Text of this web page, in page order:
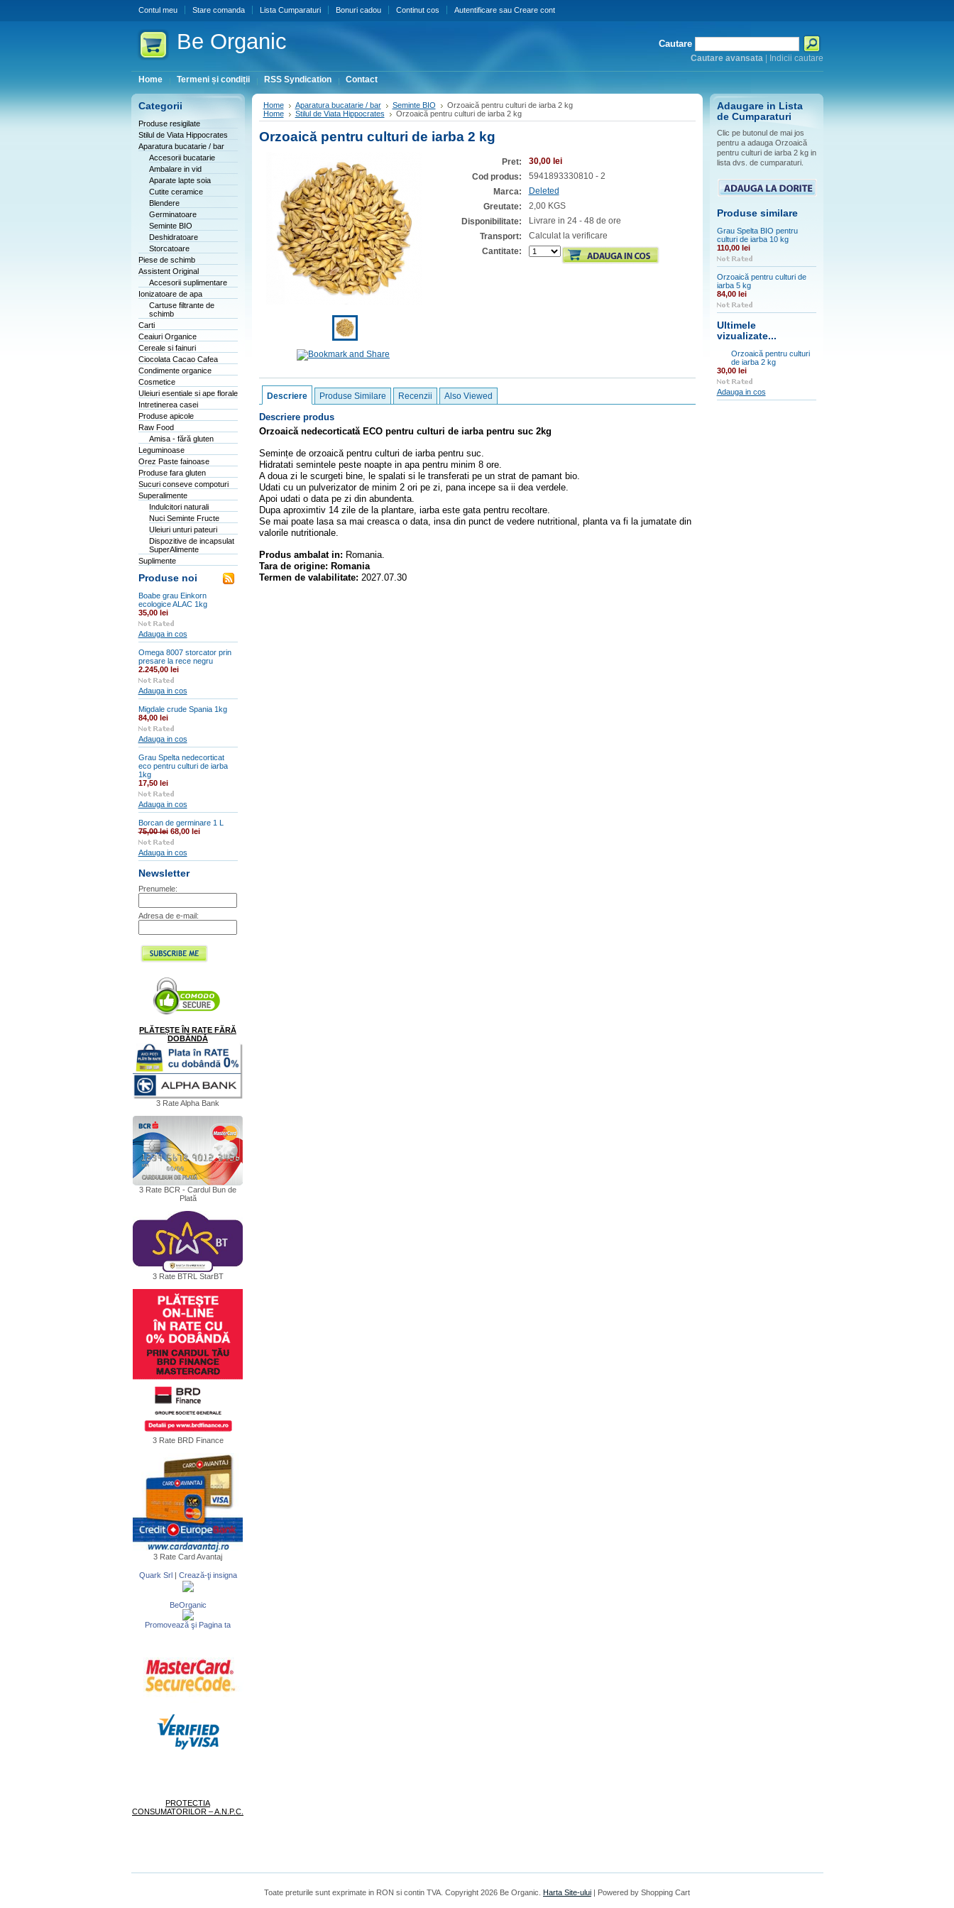
Contul meu Stare comanda Lista Cumparaturi Bonuri cadou Continut cos Autentificaresau Creare cont
Be Organic Cautare
Cautare avansata Indicii cautare
Home Termeni și condiții RSS Syndication Contact
Categorii
Produse resigilate
Stilul de Viata Hippocrates
Aparatura bucatarie / bar
Accesorii bucatarie
Ambalare in vid
Aparate lapte soia
Cutite ceramice
Blendere
Germinatoare
Seminte BIO
Deshidratoare
Storcatoare
Piese de schimb
Assistent Original
Accesorii suplimentare
Ionizatoare de apa
Cartuse filtrante de
schimb
Carti
Ceaiuri Organice
Cereale si fainuri
Ciocolata Cacao Cafea
Condimente organice
Cosmetice
Uleiuri esentiale si ape florale
Intretinerea casei
Produse apicole
Raw Food
Amisa - fără gluten
Leguminoase
Orez Paste fainoase
Produse fara gluten
Sucuri conseve compoturi
Superalimente
Indulcitori naturali
Nuci Seminte Fructe
Uleiuri unturi pateuri
Dispozitive de incapsulat
SuperAlimente
Suplimente
Produse noi
Boabe grau Einkorn
ecologice ALAC 1kg
35,00 lei
Adauga in cos
Omega 8007 storcator prin
presare la rece negru
2.245,00 lei
Adauga in cos
Migdale crude Spania 1kg
84,00 lei
Adauga in cos
Grau Spelta nedecorticat
eco pentru culturi de iarba
1kg
17,50 lei
Adauga in cos
Borcan de germinare 1 L
75,00 lei68,00 lei
Adauga in cos
Newsletter
Prenumele:
Adresa de e-mail:
PLĂTEȘTE ÎN RATE FĂRĂ
DOBÂNDĂ
3 Rate Alpha Bank
3 Rate BCR - Cardul Bun de
Plată
3 Rate BTRL StarBT
3 Rate BRD Finance
3 Rate Card Avantaj
Quark Srl| Crează-ţi insigna
BeOrganic
Promovează şi Pagina ta
PROTECTIA
CONSUMATORILOR – A.N.P.C.
Home Aparatura bucatarie / bar Seminte BIO
Orzoaică pentru culturi de iarba 2 kg
Home
Stilul de Viata Hippocrates Orzoaică pentru culturi de iarba 2 kg
Orzoaică pentru culturi de iarba 2 kg
Pret:
30,00 lei
Cod produs:
5941893330810 - 2
Marca:
Deleted
Greutate:
2,00 KGS
Disponibilitate:
Livrare in 24 - 48 de ore
Transport:
Calculat la verificare
Cantitate:
Descriere Produse Similare Recenzii Also Viewed
Descriere produs
Orzoaică nedecorticată ECO pentru culturi de iarba pentru suc 2kg
Semințe de orzoaică pentru culturi de iarba pentru suc.
Hidratati semintele peste noapte in apa pentru minim 8 ore.
A doua zi le scurgeti bine, le spalati si le transferati pe un strat de pamant bio.
Udati cu un pulverizator de minim 2 ori pe zi, pana incepe sa ii dea verdele.
Apoi udati o data pe zi din abundenta.
Dupa aproximtiv 14 zile de la plantare, iarba este gata pentru recoltare.
Se mai poate lasa sa mai creasca o data, insa din punct de vedere nutritional, planta va fi la jumatate din
valorile nutritionale.
Produs ambalat in: Romania.
Tara de origine: Romania
Termen de valabilitate: 2027.07.30
Adaugare in Lista
de Cumparaturi
Clic pe butonul de mai jos
pentru a adauga Orzoaică
pentru culturi de iarba 2 kg in
lista dvs. de cumparaturi.
Produse similare
Grau Spelta BIO pentru
culturi de iarba 10 kg
110,00 lei
Orzoaică pentru culturi de
iarba 5 kg
84,00 lei
Ultimele
vizualizate...
Orzoaică pentru culturi
de iarba 2 kg
30,00 lei
Adauga in cos
Toate preturile sunt exprimate in RON si contin TVA. Copyright 2026 Be Organic. Harta Site-ului | Powered by Shopping Cart